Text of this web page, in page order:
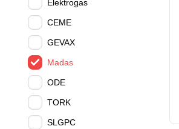
Elektrogas
CEME
GEVAX
Madas
ODE
TORK
SLGPC